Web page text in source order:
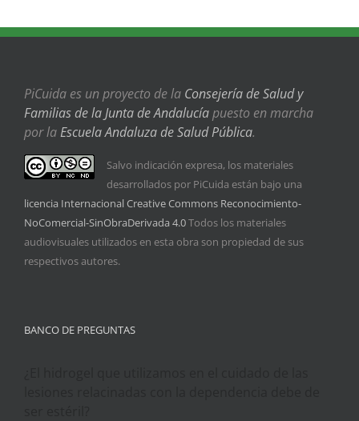
PiCuida es un proyecto de la Consejería de Salud y
Familias de la Junta de Andalucíapuesto en marcha
por laEscuela Andaluza de Salud Pública.
Salvo indicación expresa, los materiales
desarrollados por PiCuida están bajo una
licencia Internacional Creative Commons Reconocimiento-
NoComercial-SinObraDerivada 4.0Todos los materiales
audiovisuales utilizados en esta obra son propiedad de sus
respectivos autores.
BANCO DE PREGUNTAS